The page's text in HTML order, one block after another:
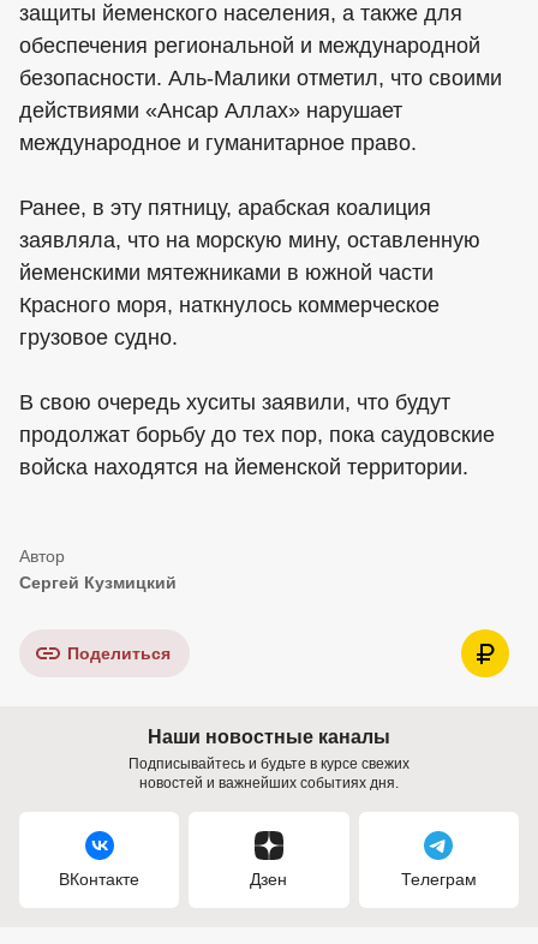
защиты йеменского населения, а также для
обеспечения региональной и международной
безопасности. Аль-Малики отметил, что своими
действиями «Ансар Аллах» нарушает
международное и гуманитарное право.
Ранее, в эту пятницу, арабская коалиция
заявляла, что на морскую мину, оставленную
йеменскими мятежниками в южной части
Красного моря, наткнулось коммерческое
грузовое судно.
В свою очередь хуситы заявили, что будут
продолжат борьбу до тех пор, пока саудовские
войска находятся на йеменской территории.
Сергей Кузмицкий
Поделиться
Наши новостные каналы
Подписывайтесь и будьте в курсе свежих
новостей и важнейших событиях дня.
ВКонтакте Дзен Телеграм